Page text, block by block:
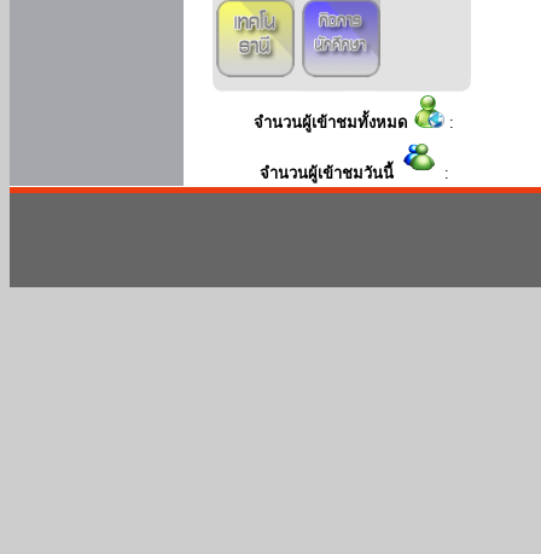
จำนวนผู้เข้าชมทั้งหมด :
จำนวนผู้เข้าชมวันนี้ :